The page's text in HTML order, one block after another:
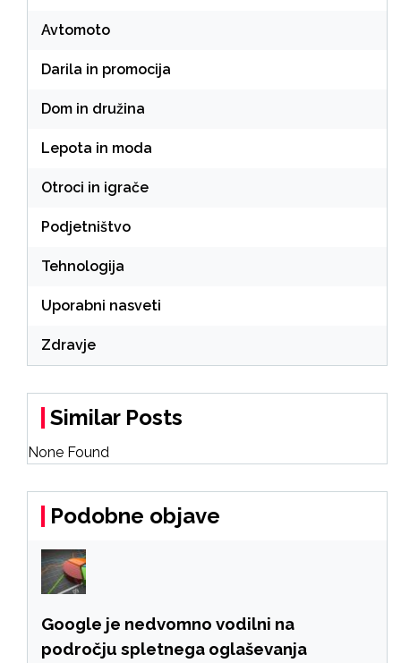
Avtomoto
Darila in promocija
Dom in družina
Lepota in moda
Otroci in igrače
Podjetništvo
Tehnologija
Uporabni nasveti
Zdravje
Similar Posts
None Found
Podobne objave
Google je nedvomno vodilni na
področju spletnega oglaševanja